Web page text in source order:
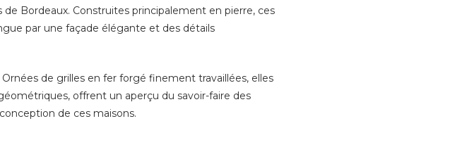
Bordeaux. Construites principalement en pierre, ces
par une façade élégante et des détails
de grilles en fer forgé finement travaillées, elles
offrent un aperçu du savoir-faire des
de ces maisons.